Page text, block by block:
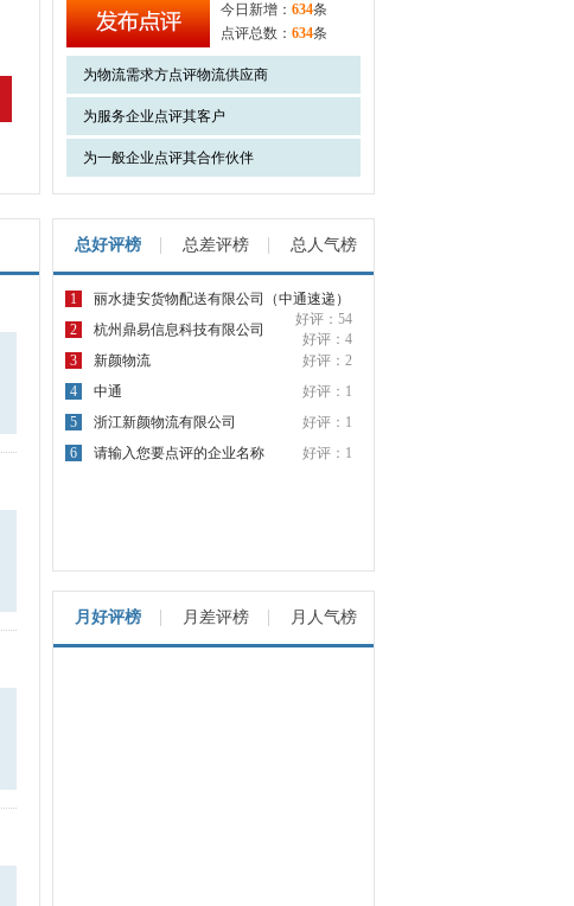
今日新增： 634条
点评总数： 634条
为物流需求方点评物流供应商
为服务企业点评其客户
为一般企业点评其合作伙伴
总好评榜 总差评榜 总人气榜
1
丽水捷安货物配送有限公司（中通速递）
好评：54
2 杭州鼎易信息科技有限公司
好评：4
3
新颜物流
好评：2
4
中通
好评：1
5
浙江新颜物流有限公司
好评：1
6
请输入您要点评的企业名称 好评：1
月好评榜 月差评榜 月人气榜